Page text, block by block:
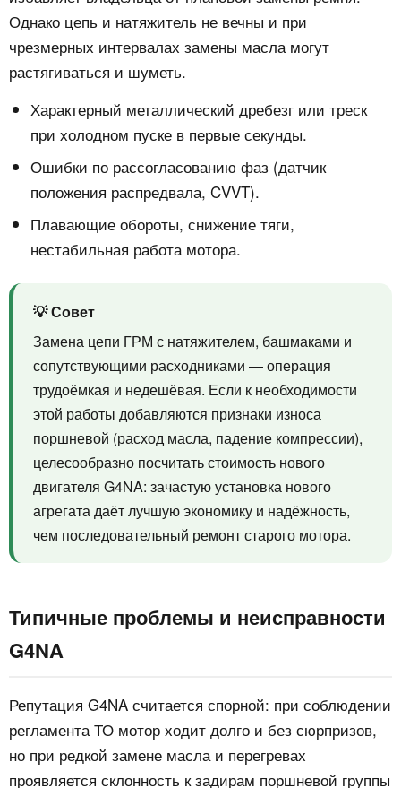
Однако цепь и натяжитель не вечны и при
чрезмерных интервалах замены масла могут
растягиваться и шуметь.
Характерный металлический дребезг или треск
при холодном пуске в первые секунды.
Ошибки по рассогласованию фаз (датчик
положения распредвала, CVVT).
Плавающие обороты, снижение тяги,
нестабильная работа мотора.
💡 Совет
Замена цепи ГРМ с натяжителем, башмаками и
сопутствующими расходниками — операция
трудоёмкая и недешёвая. Если к необходимости
этой работы добавляются признаки износа
поршневой (расход масла, падение компрессии),
целесообразно посчитать стоимость нового
двигателя G4NA: зачастую установка нового
агрегата даёт лучшую экономику и надёжность,
чем последовательный ремонт старого мотора.
Типичные проблемы и неисправности
G4NA
Репутация G4NA считается спорной: при соблюдении
регламента ТО мотор ходит долго и без сюрпризов,
но при редкой замене масла и перегревах
проявляется склонность к задирам поршневой группы